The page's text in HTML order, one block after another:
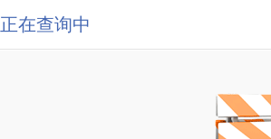
正在查询中